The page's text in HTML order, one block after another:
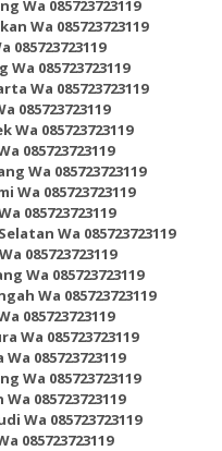
Wa 085723723119
Wa 085723723119
085723723119
Wa 085723723119
085723723119
085723723119
085723723119
Wa 085723723119
085723723119
085723723119
Wa 085723723119
085723723119
Wa 085723723119
Wa 085723723119
085723723119
Wa 085723723119
085723723119
Wa 085723723119
085723723119
Wa 085723723119
085723723119